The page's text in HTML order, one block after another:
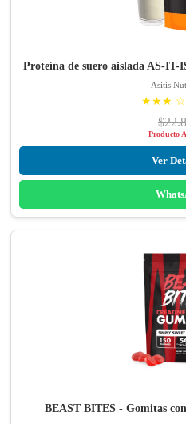
Proteína de suero aislada AS-
Asitis
★★★
Producto
Ver
BEAST BITES - Gomitas